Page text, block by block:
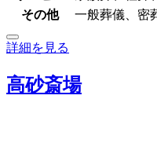
その他
一般葬儀、密
詳細を見る
高砂斎場